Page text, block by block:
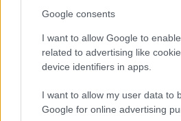
Google consents
I want to allow Google to
related to advertising like
device identifiers in apps.
I want to allow my user data to
Google for online advertising